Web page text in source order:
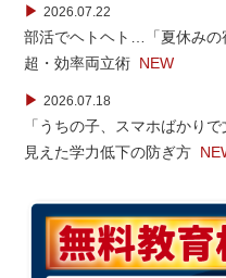
▶ 2026.07.22
部活でヘトヘト…「夏休みの
超・効率両立術 NEW
▶ 2026.07.18
「うちの子、スマホばかり
見えた学力低下の防ぎ方